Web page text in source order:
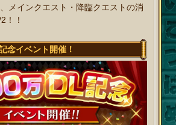
メインクエスト・降臨クエストの消
！！
念イベント開催！